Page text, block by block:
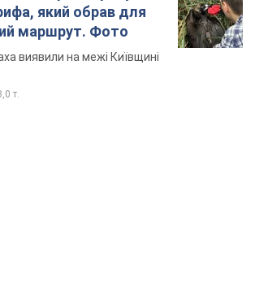
який обрав для
маршрут. Фото
виявили на межі Київщині
т.